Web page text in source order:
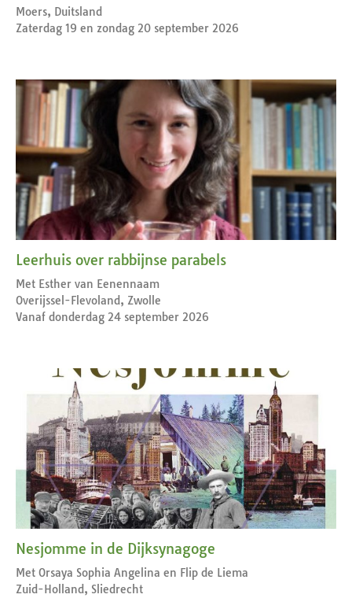
Moers, Duitsland
Zaterdag 19 en zondag 20 september 2026
Leerhuis over rabbijnse parabels
Met Esther van Eenennaam
Overijssel-Flevoland, Zwolle
Vanaf donderdag 24 september 2026
Nesjomme in de Dijksynagoge
Met Orsaya Sophia Angelina en Flip de Liema
Zuid-Holland, Sliedrecht